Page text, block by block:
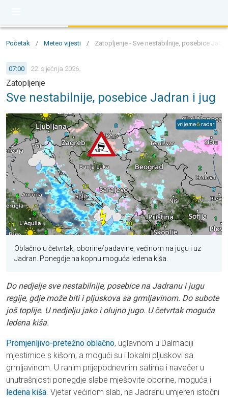
Početak / Meteo vijesti / Zatopljenje - Sve nestabilnije, posebice
07:00 22. siječnja 2026.
Zatopljenje
Sve nestabilnije, posebice Jadran i jug
Oblačno u četvrtak, oborine/padavine, većinom na jugu i uz
Jadran. Ponegdje na kopnu moguća ledena kiša.
Do nedjelje sve nestabilnije, posebice na Jadranu i jugu
regije, gdje može biti i pljuskova sa grmljavinom. Do subote
još toplije. U nedjelju jako i olujno jugo. U četvrtak moguća
ledena kiša.
Promjenljivo-pretežno oblačno, uglavnom u Dalmaciji
mjestimice s kišom, a mogući su i lokalni pljuskovi sa
grmljavinom. U ranim prijepodnevnim satima i navečer u
unutrašnjosti ponegdje slabe mješovite oborine, moguća i
ledena kiša. Vjetar većinom slab, na Jadranu umjeren istočni